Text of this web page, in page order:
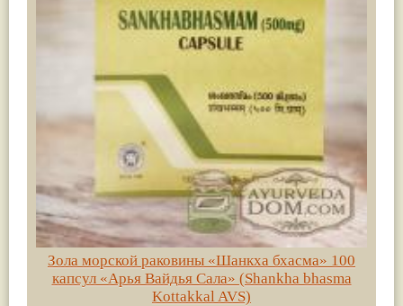
Зола морской раковины «Шанкха бхасма» 100
капсул «Арья Вайдья Сала» (Shankha bhasma
Kottakkal AVS)